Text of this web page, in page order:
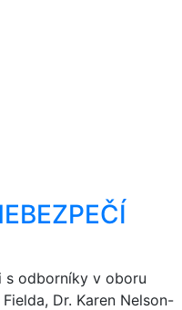
s odborníky v oboru
Dr. Karen Nelson-